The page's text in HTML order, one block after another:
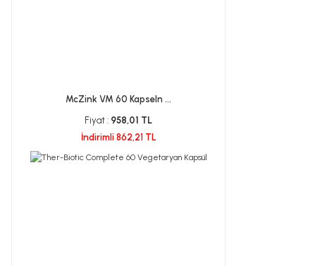
McZink VM 60 Kapseln ...
Fiyat : 958,01 TL
İndirimli 862,21 TL